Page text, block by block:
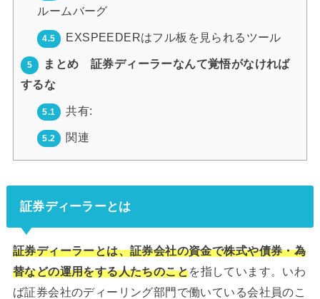
ルームバーグ
4.5 EXSPEEDERはフル板を見られるツール
5
まとめ 証券ディーラーなんて覚悟がなければ
するな
5.1 共有:
5.2 関連
証券ディーラーとは
証券ディーラーとは、証券会社の資金で株式や債券・為
替などの運用をする人たちのことを指しています。いわ
ば証券会社のディーリング部門で働いている会社員のこ